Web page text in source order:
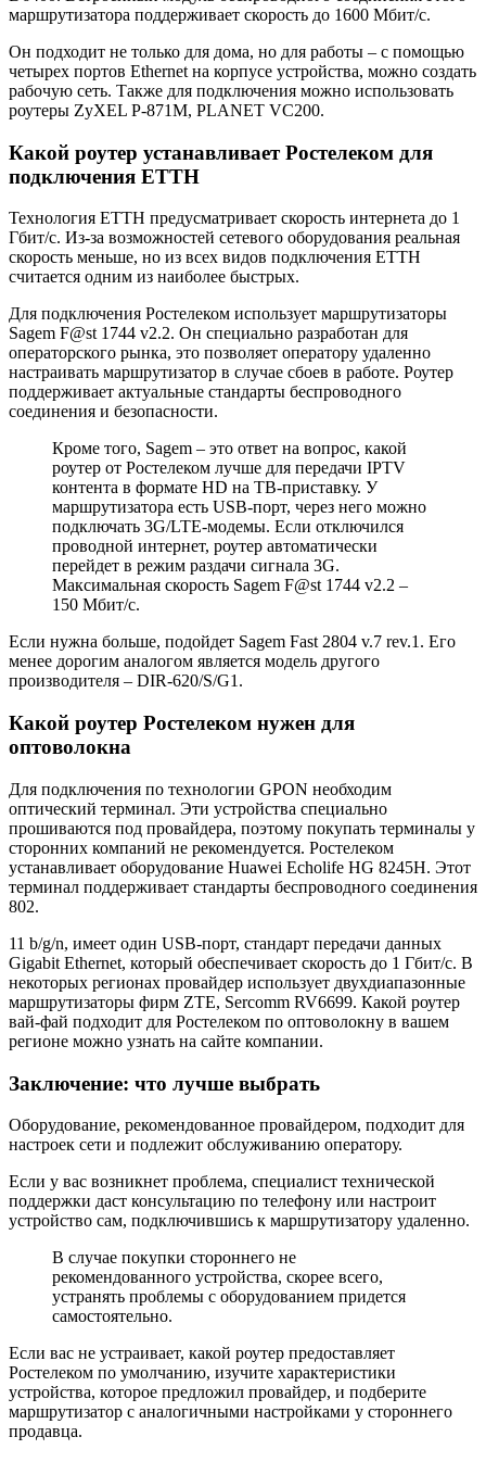
маршрутизатора поддерживает скорость до 1600 Мбит/с.
Он подходит не только для дома, но для работы – с помощью
четырех портов Ethernet на корпусе устройства, можно создать
рабочую сеть. Также для подключения можно использовать
роутеры ZyXEL P-871M, PLANET VC200.
Какой роутер устанавливает Ростелеком для
подключения ETTH
Технология ETTH предусматривает скорость интернета до 1
Гбит/с. Из-за возможностей сетевого оборудования реальная
скорость меньше, но из всех видов подключения ETTH
считается одним из наиболее быстрых.
Для подключения Ростелеком использует маршрутизаторы
Sagem F@st 1744 v2.2. Он специально разработан для
операторского рынка, это позволяет оператору удаленно
настраивать маршрутизатор в случае сбоев в работе. Роутер
поддерживает актуальные стандарты беспроводного
соединения и безопасности.
Кроме того, Sagem – это ответ на вопрос, какой
роутер от Ростелеком лучше для передачи IPTV
контента в формате HD на ТВ-приставку. У
маршрутизатора есть USB-порт, через него можно
подключать 3G/LTE-модемы. Если отключился
проводной интернет, роутер автоматически
перейдет в режим раздачи сигнала 3G.
Максимальная скорость Sagem F@st 1744 v2.2 –
150 Мбит/с.
Если нужна больше, подойдет Sagem Fast 2804 v.7 rev.1. Его
менее дорогим аналогом является модель другого
производителя – DIR-620/S/G1.
Какой роутер Ростелеком нужен для
оптоволокна
Для подключения по технологии GPON необходим
оптический терминал. Эти устройства специально
прошиваются под провайдера, поэтому покупать терминалы у
сторонних компаний не рекомендуется. Ростелеком
устанавливает оборудование Huawei Echolife HG 8245H. Этот
терминал поддерживает стандарты беспроводного соединения
802.
11 b/g/n, имеет один USB-порт, стандарт передачи данных
Gigabit Ethernet, который обеспечивает скорость до 1 Гбит/с. В
некоторых регионах провайдер использует двухдиапазонные
маршрутизаторы фирм ZTE, Sercomm RV6699. Какой роутер
вай-фай подходит для Ростелеком по оптоволокну в вашем
регионе можно узнать на сайте компании.
Заключение: что лучше выбрать
Оборудование, рекомендованное провайдером, подходит для
настроек сети и подлежит обслуживанию оператору.
Если у вас возникнет проблема, специалист технической
поддержки даст консультацию по телефону или настроит
устройство сам, подключившись к маршрутизатору удаленно.
В случае покупки стороннего не
рекомендованного устройства, скорее всего,
устранять проблемы с оборудованием придется
самостоятельно.
Если вас не устраивает, какой роутер предоставляет
Ростелеком по умолчанию, изучите характеристики
устройства, которое предложил провайдер, и подберите
маршрутизатор с аналогичными настройками у стороннего
продавца.